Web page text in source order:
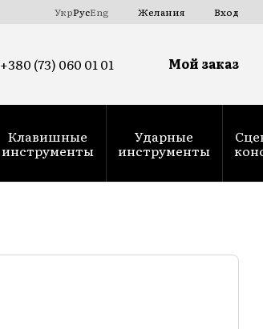
УкрРусEng Желания Вход
+380 (73) 060 01 01 Мой заказ
Клавишные
инструменты
Ударные
инструменты